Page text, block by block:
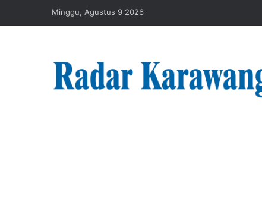
Minggu, Agustus 9 2026